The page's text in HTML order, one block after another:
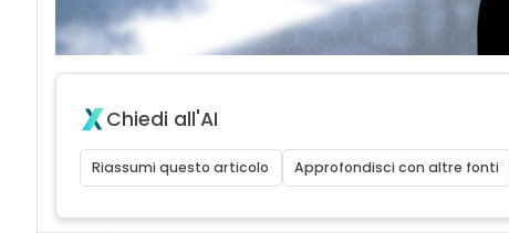
Chiedi all'AI
Riassumi questo articolo Approfondisci con altre fonti